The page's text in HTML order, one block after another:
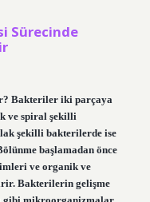
Sürecinde
Bakteriler iki parçaya
ve spiral şekilli
şekilli bakterilerde ise
başlamadan önce
ve organik ve
Bakterilerin gelişme